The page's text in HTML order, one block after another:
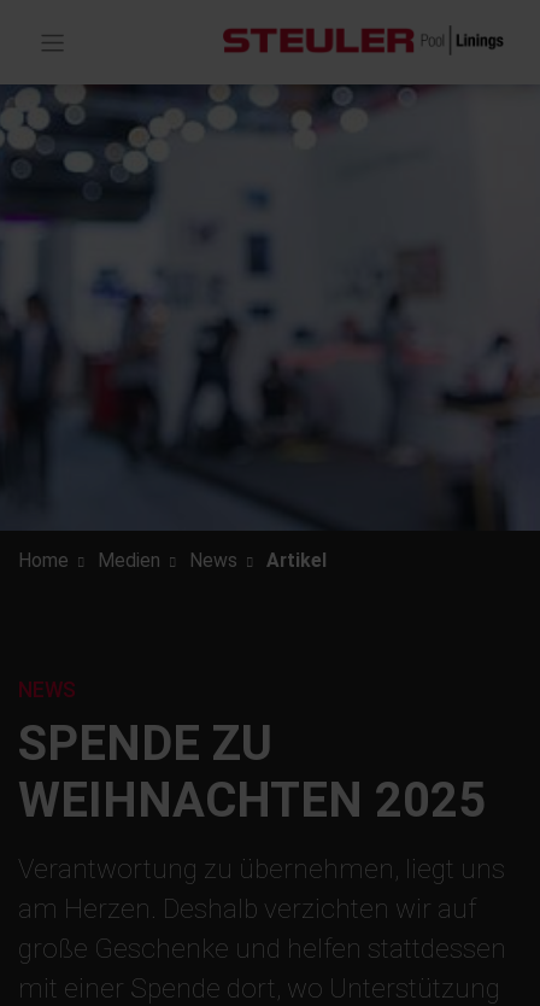
Home Medien News Artikel
SPENDE ZU
WEIHNACHTEN 2025
NEWS
Verantwortung zu übernehmen, liegt uns
am Herzen. Deshalb verzichten wir auf
große Geschenke und helfen stattdessen
mit einer Spende dort, wo Unterstützung